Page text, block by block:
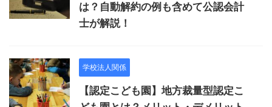
は？自動解約の例も含めて公認会計
士が解説！
学校法人関係
【認定こども園】地方裁量型認定こ